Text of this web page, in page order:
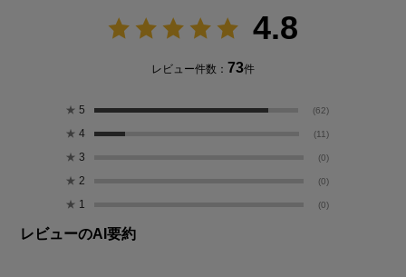
4.8
レビュー件数： 73件
★ 5 (62)
★ 4 (11)
★ 3 (0)
★ 2 (0)
★ 1 (0)
レビューのAI要約